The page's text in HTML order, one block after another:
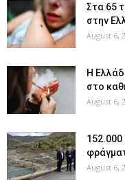
Στα 65
στην
August 6,
Η
στο
August 6,
152.000
August 6,